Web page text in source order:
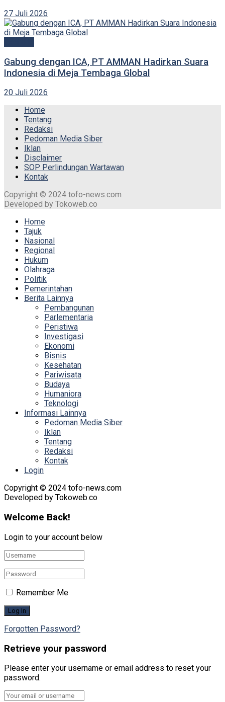
27 Juli 2026
Gabung dengan ICA, PT AMMAN Hadirkan Suara
Indonesia di Meja Tembaga Global
20 Juli 2026
Home
Tentang
Redaksi
Pedoman Media Siber
Iklan
Disclaimer
SOP Perlindungan Wartawan
Kontak
Copyright © 2024 tofo-news.com
Developed by Tokoweb.co
Home
Tajuk
Nasional
Regional
Hukum
Olahraga
Politik
Pemerintahan
Berita Lainnya
Pembangunan
Parlementaria
Peristiwa
Investigasi
Ekonomi
Bisnis
Kesehatan
Pariwisata
Budaya
Humaniora
Teknologi
Informasi Lainnya
Pedoman Media Siber
Iklan
Tentang
Redaksi
Kontak
Login
Copyright © 2024 tofo-news.com
Developed by Tokoweb.co
Welcome Back!
Login to your account below
Remember Me
Forgotten Password?
Retrieve your password
Please enter your username or email address to reset your
password.